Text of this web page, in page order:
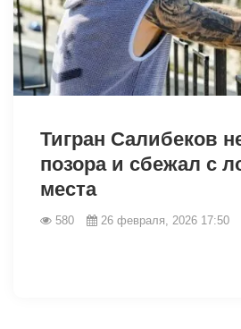
Тигран Салибеков
позора и сбежал с
места
580 26 февраля, 2026 17:50